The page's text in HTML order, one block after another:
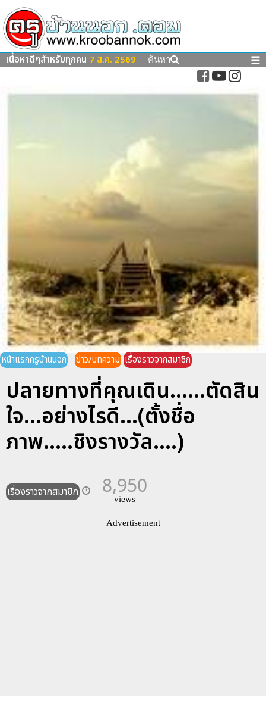
เนื้อหาดีๆสำหรับทุกคน 7 ส.ค. 2569 ค้นหา ☰
หน้าแรกครูบ้านนอก ข่าว/บทความ เรื่องราวจากสมาชิก
ปลายทางที่คุณเดิน......ตัดสิน
ใจ...อย่างไรดี...(ตั้งชื่อ
ภาพ.....ชิงรางวัล....)
เรื่องราวจากสมาชิก 8,950
views
Advertisement